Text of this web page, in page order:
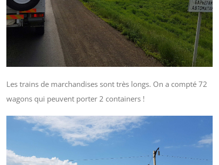
Les trains de marchandises sont très longs. On a compté 72
wagons qui peuvent porter 2 containers !